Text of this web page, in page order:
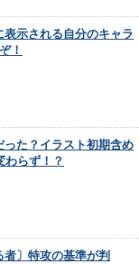
示される自分のキャラ
！
た？イラスト初期含め
わらず！？
〕特攻の基準が判